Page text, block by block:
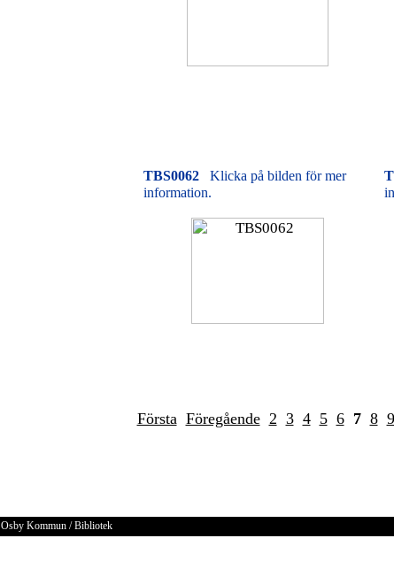
TBS0062
Klicka på bilden för mer
information.
Första Föregående 2 3 4 5 6 7 8 9
Osby Kommun / Bibliotek